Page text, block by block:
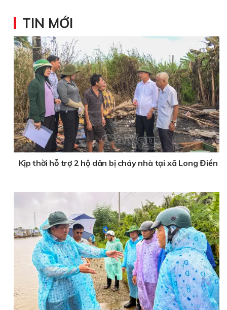
TIN MỚI
Kịp thời hỗ trợ 2 hộ dân bị cháy nhà tại xã Long Điền